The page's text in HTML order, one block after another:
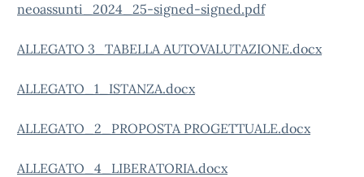
neoassunti_2024_25-signed-signed.pdf
ALLEGATO 3_TABELLA AUTOVALUTAZIONE.docx
ALLEGATO_1_ISTANZA.docx
ALLEGATO_2_PROPOSTA PROGETTUALE.docx
ALLEGATO_4_LIBERATORIA.docx